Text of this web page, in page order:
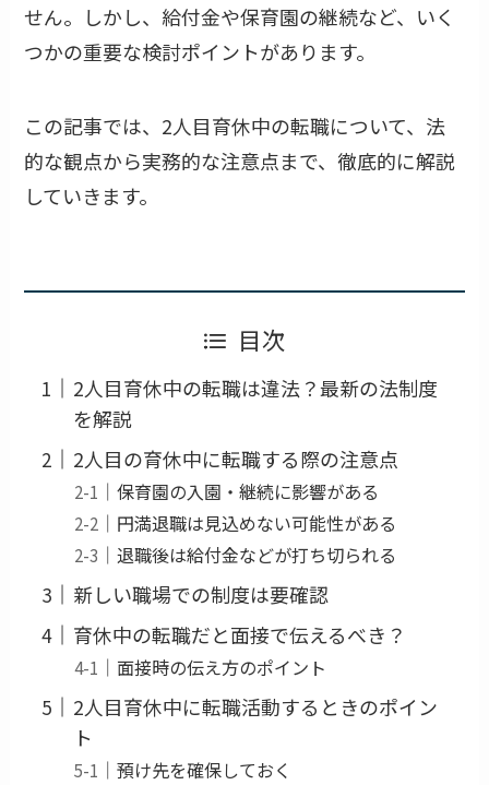
せん。しかし、給付金や保育園の継続など、いく
つかの重要な検討ポイントがあります。
この記事では、2人目育休中の転職について、法
的な観点から実務的な注意点まで、徹底的に解説
していきます。
目次
2人目育休中の転職は違法？最新の法制度
を解説
2人目の育休中に転職する際の注意点
保育園の入園・継続に影響がある
円満退職は見込めない可能性がある
退職後は給付金などが打ち切られる
新しい職場での制度は要確認
育休中の転職だと面接で伝えるべき？
面接時の伝え方のポイント
2人目育休中に転職活動するときのポイン
ト
預け先を確保しておく